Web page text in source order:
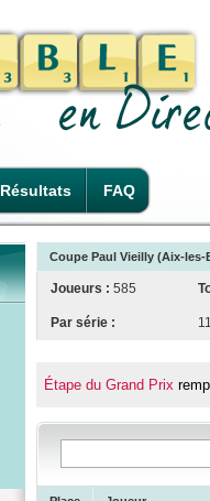
Résultats FAQ
Coupe Paul Vieilly (Aix-
Joueurs : 585
Par série :
Étape du Grand Prix